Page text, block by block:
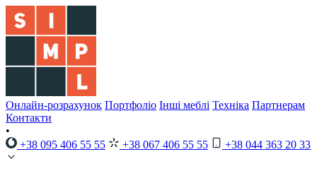
Онлайн-розрахунок Портфоліо Інші меблі Техніка Партнерам
Контакти
•
+38 095 406 55 55
+38 067 406 55 55 +38 044 363 20 33